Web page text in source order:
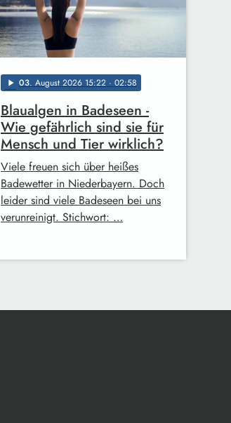
play_arrow 03. August 2026 15:22 · 02:58
Blaualgen in Badeseen -
Wie gefährlich sind sie für
Mensch und Tier wirklich?
Viele freuen sich über heißes
Badewetter in Niederbayern. Doch
leider sind viele Badeseen bei uns
verunreinigt. Stichwort: …